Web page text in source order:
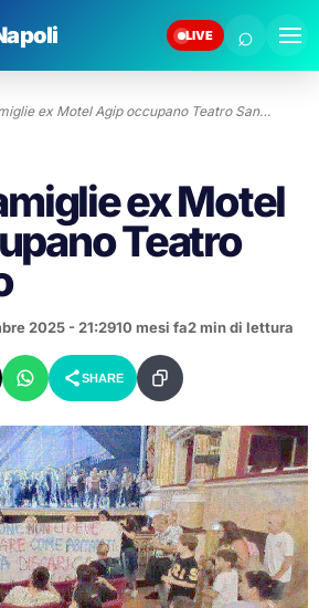
LIVE ⌕
ex Motel Agip occupano Teatro San…
ex Motel
Teatro
2025 - 21:2910 mesi fa2 min di lettura
SHARE